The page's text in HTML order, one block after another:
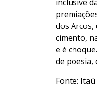
inclusive
dos Arcos,
cimento,
e é
de poesia,
Fonte: